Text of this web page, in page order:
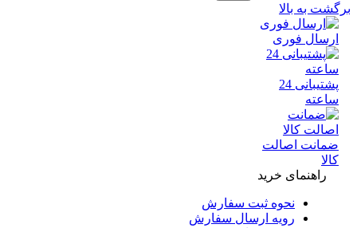
به بالا
فوری
پشتیبانی 24
اصالت
راهنمای خرید
نحوه ثبت سفارش
رویه ارسال سفارش